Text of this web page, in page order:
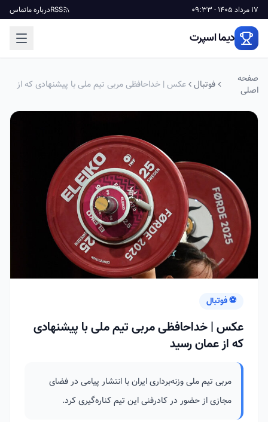
17 مرداد 1405 - 09:33 RSSدرباره ماتماس
دیما اسپرت
صفحه
اصلی
فوتبال عکس | خداحافظی مربی تیم ملی با پیشنهادی که از
⚽ فوتبال
عکس | خداحافظی مربی تیم ملی با پیشنهادی
که از عمان رسید
مربی تیم ملی وزنه‌برداری ایران با انتشار پیامی در فضای
مجازی از حضور در کادرفنی این تیم کناره‌گیری کرد.